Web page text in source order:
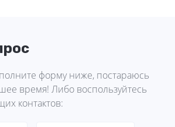
форму ниже, постараюсь
время! Либо воспользуйтесь
контактов: